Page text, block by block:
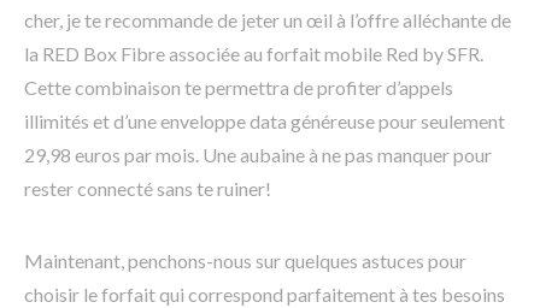
cher, je te recommande de jeter un œil à l’offre alléchante de
la RED Box Fibre associée au forfait mobile Red by SFR.
Cette combinaison te permettra de profiter d’appels
illimités et d’une enveloppe data généreuse pour seulement
29,98 euros par mois. Une aubaine à ne pas manquer pour
rester connecté sans te ruiner!
Maintenant, penchons-nous sur quelques astuces pour
choisir le forfait qui correspond parfaitement à tes besoins